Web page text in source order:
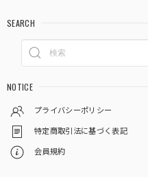
SEARCH
NOTICE
プライバシーポリシー
特定商取引法に基づく表記
会員規約